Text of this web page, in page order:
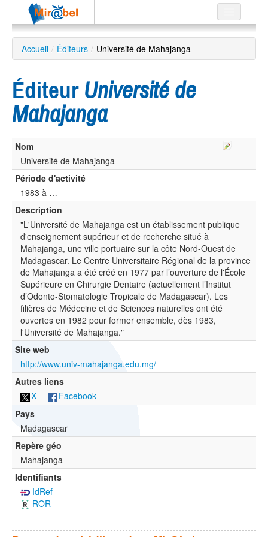
Le réseau
Soutien
Listes
Recherche
avancée
EN
ES
?
Accueil / Éditeurs / Université de Mahajanga
Éditeur Université de
Mahajanga
Nom
Université de Mahajanga
Période d'activité
1983 à …
Description
"L'Université de Mahajanga est un établissement publique
d'enseignement supérieur et de recherche situé à
Mahajanga, une ville portuaire sur la côte Nord-Ouest de
Madagascar. Le Centre Universitaire Régional de la province
de Mahajanga a été créé en 1977 par l’ouverture de l'École
Supérieure en Chirurgie Dentaire (actuellement l’Institut
d’Odonto-Stomatologie Tropicale de Madagascar). Les
filières de Médecine et de Sciences naturelles ont été
ouvertes en 1982 pour former ensemble, dès 1983,
l'Université de Mahajanga."
Site web
http://www.univ-mahajanga.edu.mg/
Autres liens
X
Facebook
Pays
Madagascar
Repère géo
Mahajanga
Identifiants
IdRef
ROR